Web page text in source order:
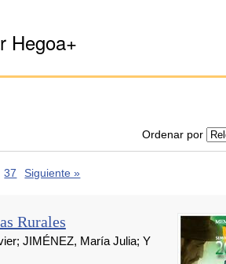
Hegoa+
Ordenar por
37 Siguiente »
Rurales
JIMÉNEZ, María Julia; Y